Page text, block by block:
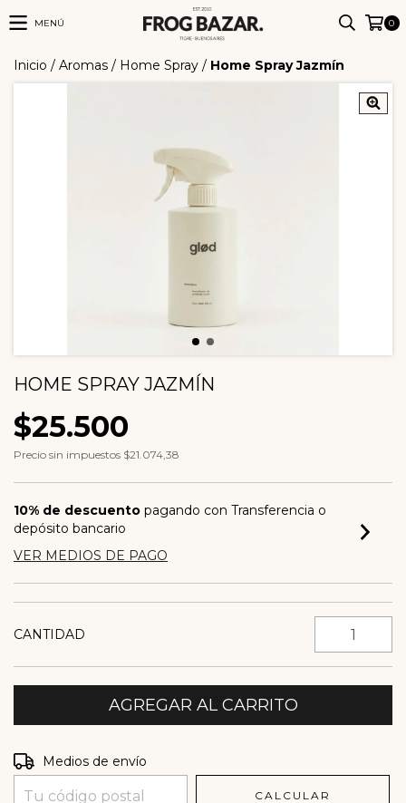
MENÚ 0
Inicio / Aromas / Home Spray / Home Spray Jazmín
HOME SPRAY JAZMÍN
$25.500
Precio sin impuestos $21.074,38
10% de descuento pagando con Transferencia o
depósito bancario
VER MEDIOS DE PAGO
CANTIDAD
Entregas para el CP:
Medios de envío
CALCULAR